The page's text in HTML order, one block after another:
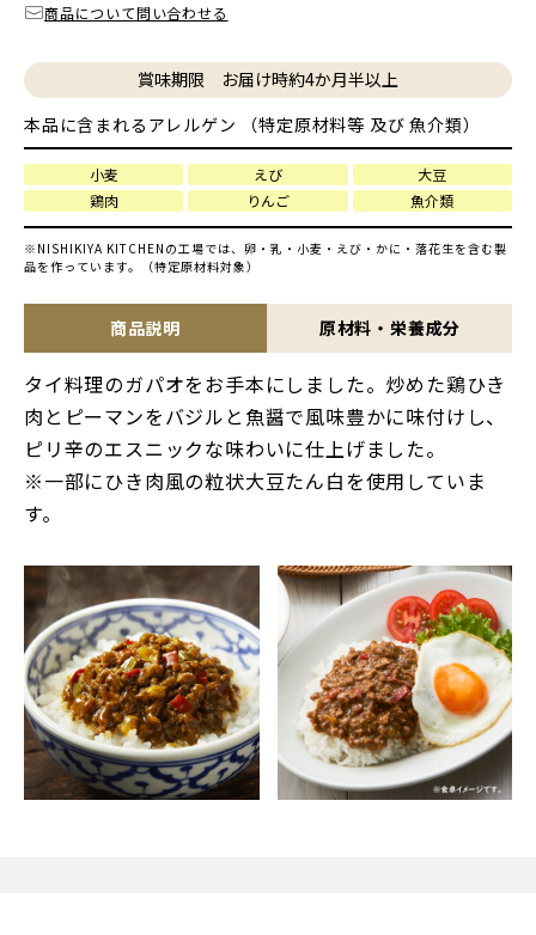
商品について問い合わせる
賞味期限 お届け時約4か月半以上
本品に含まれるアレルゲン （特定原材料等 及び 魚介類）
小麦 えび
大豆
鶏肉
りんご 魚介類
※NISHIKIYA KITCHENの工場では、卵・乳・小麦・えび・かに・落花生を含む製
品を作っています。（特定原材料対象）
商品説明 原材料・栄養成分
タイ料理のガパオをお手本にしました。炒めた鶏ひき
肉とピーマンをバジルと魚醤で風味豊かに味付けし、
ピリ辛のエスニックな味わいに仕上げました。
※一部にひき肉風の粒状大豆たん白を使用していま
す。